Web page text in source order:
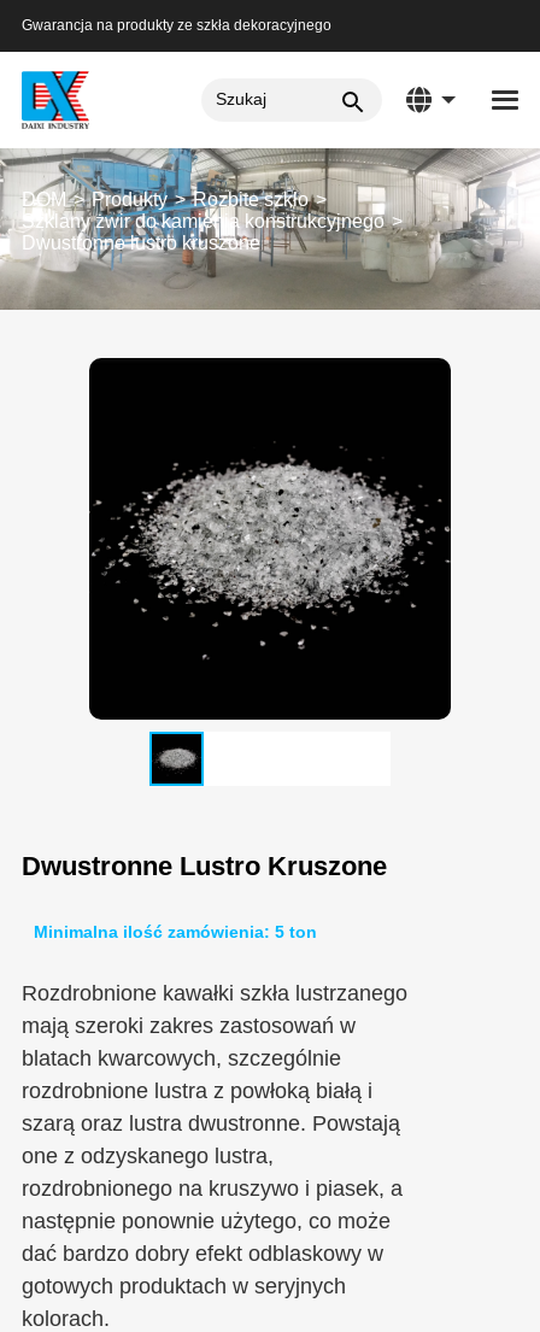
Gwarancja na produkty ze szkła dekoracyjnego
DOM Produkty
Rozbite szkło
Szklany żwir do kamienia konstrukcyjnego
Dwustronne lustro kruszone
Dwustronne Lustro Kruszone
Minimalna ilość zamówienia: 5 ton
Rozdrobnione kawałki szkła lustrzanego
mają szeroki zakres zastosowań w
blatach kwarcowych, szczególnie
rozdrobnione lustra z powłoką białą i
szarą oraz lustra dwustronne. Powstają
one z odzyskanego lustra,
rozdrobnionego na kruszywo i piasek, a
następnie ponownie użytego, co może
dać bardzo dobry efekt odblaskowy w
gotowych produktach w seryjnych
kolorach.